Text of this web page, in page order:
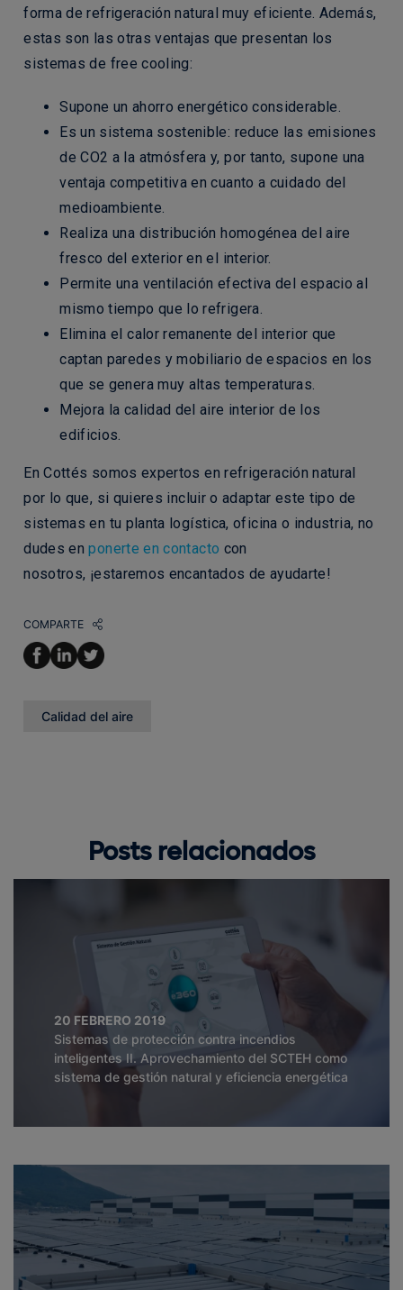
forma de refrigeración natural muy eficiente. Además,
estas son las otras ventajas que presentan los
sistemas de free cooling:
Supone un ahorro energético considerable.
Es un sistema sostenible: reduce las emisiones
de CO2 a la atmósfera y, por tanto, supone una
ventaja competitiva en cuanto a cuidado del
medioambiente.
Realiza una distribución homogénea del aire
fresco del exterior en el interior.
Permite una ventilación efectiva del espacio al
mismo tiempo que lo refrigera.
Elimina el calor remanente del interior que
captan paredes y mobiliario de espacios en los
que se genera muy altas temperaturas.
Mejora la calidad del aire interior de los
edificios.
En Cottés somos expertos en refrigeración natural
por lo que, si quieres incluir o adaptar este tipo de
sistemas en tu planta logística, oficina o industria, no
dudes enponerte en contacto con
nosotros, ¡estaremos encantados de ayudarte!
COMPARTE
Calidad del aire
Posts relacionados
20 FEBRERO 2019
Sistemas de protección contra incendios
inteligentes II. Aprovechamiento del SCTEH como
sistema de gestión natural y eficiencia energética